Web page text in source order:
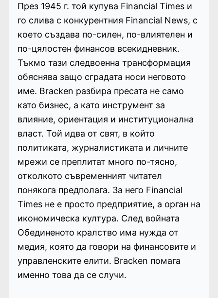
През 1945 г. той купува Financial Times и
го слива с конкурентния Financial News, с
което създава по-силен, по-влиятелен и
по-цялостен финансов всекидневник.
Тъкмо тази следвоенна трансформация
обяснява защо сградата носи неговото
име. Bracken разбира пресата не само
като бизнес, а като инструмент за
влияние, ориентация и институционална
власт. Той идва от свят, в който
политиката, журналистиката и личните
мрежи се преплитат много по-тясно,
отколкото съвременният читател
понякога предполага. За него Financial
Times не е просто предприятие, а орган на
икономическа култура. След войната
Обединеното кралство има нужда от
медия, която да говори на финансовите и
управленските елити. Bracken помага
именно това да се случи.